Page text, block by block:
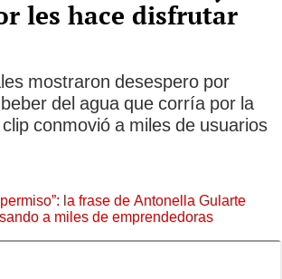
les hace disfrutar
mostraron desespero por
del agua que corría por la
conmovió a miles de usuarios
la frase de Antonella Gularte
a miles de emprendedoras